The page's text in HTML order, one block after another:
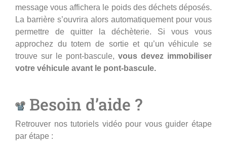
message vous affichera le poids des déchets déposés.
La barrière s’ouvrira alors automatiquement pour vous
permettre de quitter la déchèterie. Si vous vous
approchez du totem de sortie et qu’un véhicule se
trouve sur le pont-bascule, vous devez immobiliser
votre véhicule avant le pont-bascule.
Besoin d’aide ?
Retrouver nos tutoriels vidéo pour vous guider étape
par étape :